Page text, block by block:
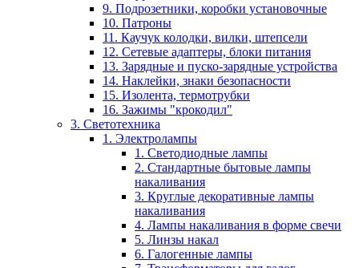
9. Подрозетники, коробки установочные
10. Патроны
11. Каучук колодки, вилки, штепсели
12. Сетевые адаптеры, блоки питания
13. Зарядные и пуско-зарядные устройства
14. Наклейки, знаки безопасности
15. Изолента, термотрубки
16. Зажимы "крокодил"
3. Светотехника
1. Электролампы
1. Светодиодные лампы
2. Стандартные бытовые лампы
накаливания
3. Круглые декоративные лампы
накаливания
4. Лампы накаливания в форме свечи
5. Линзы накал
6. Галогенные лампы